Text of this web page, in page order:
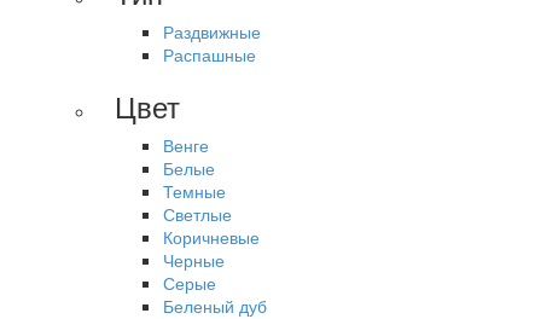
Раздвижные
Распашные
Цвет
Венге
Белые
Темные
Светлые
Коричневые
Черные
Серые
Беленый дуб